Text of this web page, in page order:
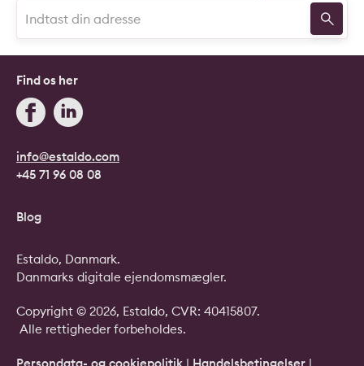
info@estaldo.com
+45 71 96 08 08
Find os her
Blog
Copyright © 2026, Estaldo, CVR: 40415807.
Alle rettigheder forbeholdes.
Persondata- og cookiepolitik | Handelsbetingelser |
Estaldo, Danmark.
Danmarks digitale ejendomsmægler.